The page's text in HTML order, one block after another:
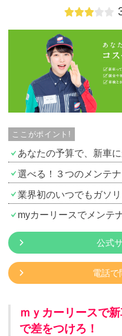
ここがポイント!
あなたの予算で、新車に
選べる！３つのメンテ
業界初のいつでもガソ
myカーリースでメンテ
公式
電話で
ｍｙカーリースで
で差をつけろ！